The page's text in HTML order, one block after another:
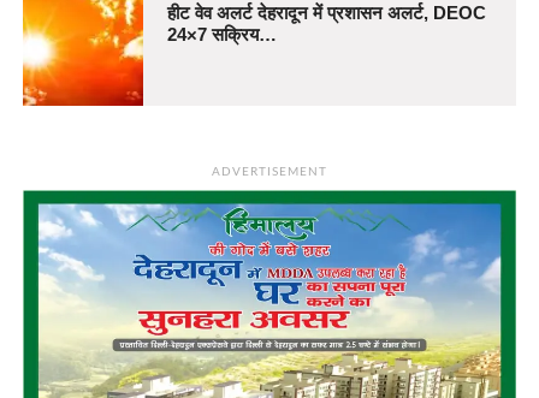
हीट वेव अलर्ट देहरादून में प्रशासन अलर्ट, DEOC
24×7 सक्रिय…
ADVERTISEMENT